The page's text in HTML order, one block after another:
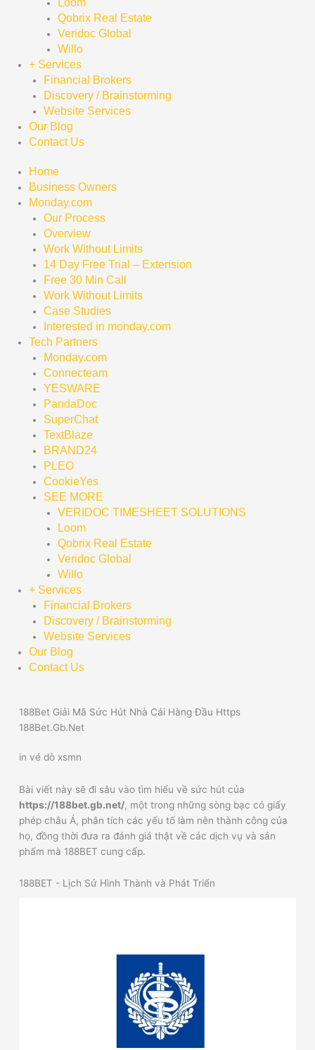
Qobrix Real Estate
Veridoc Global
Willo
+ Services
Financial Brokers
Discovery / Brainstorming
Website Services
Our Blog
Contact Us
Home
Business Owners
Monday.com
Our Process
Overview
Work Without Limits
14 Day Free Trial – Extension
Free 30 Min Call
Work Without Limits
Case Studies
Interested in monday.com
Tech Partners
Monday.com
Connecteam
YESWARE
PandaDoc
SuperChat
TextBlaze
BRAND24
PLEO
CookieYes
SEE MORE
VERIDOC TIMESHEET SOLUTIONS
Loom
Qobrix Real Estate
Veridoc Global
Willo
+ Services
Financial Brokers
Discovery / Brainstorming
Website Services
Our Blog
Contact Us
188Bet Giải Mã Sức Hút Nhà Cái Hàng Đầu Https
188Bet.Gb.Net
in vé dò xsmn
Bài viết này sẽ đi sâu vào tìm hiểu về sức hút của
https://188bet.gb.net/, một trong những sòng bạc có giấy
phép châu Á, phân tích các yếu tố làm nên thành công của
họ, đồng thời đưa ra đánh giá thật về các dịch vụ và sản
phẩm mà 188BET cung cấp.
188BET - Lịch Sử Hình Thành và Phát Triển